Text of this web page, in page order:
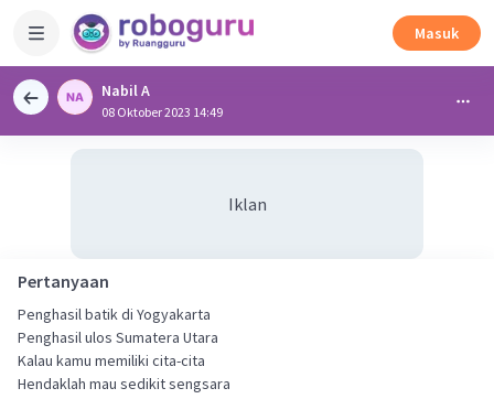
Masuk
Nabil A
08 Oktober 2023 14:49
Iklan
Pertanyaan
Penghasil batik di Yogyakarta
Penghasil ulos Sumatera Utara
Kalau kamu memiliki cita-cita
Hendaklah mau sedikit sengsara